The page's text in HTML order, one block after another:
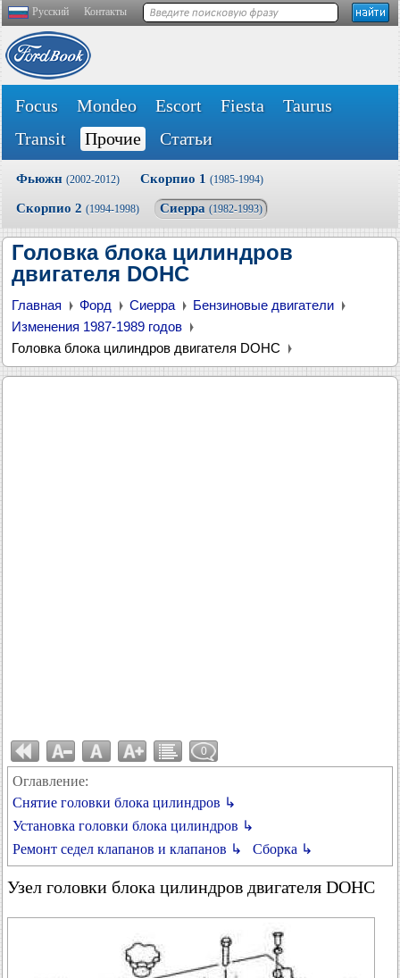
Русский Контакты
Focus Mondeo Escort Fiesta
Taurus
Transit
Прочие Статьи
Фьюжн (2002-2012) Скорпио 1 (1985-1994)
Скорпио 2 (1994-1998) Сиерра (1982-1993)
Головка блока цилиндров
двигателя DOHC
Главная Форд Сиерра
Бензиновые двигатели
Изменения 1987-1989 годов
Головка блока цилиндров двигателя DOHC
0
Оглавление:
Снятие головки блока цилиндров ↳
Установка головки блока цилиндров ↳
Ремонт седел клапанов и клапанов ↳
Сборка ↳
Узел головки блока цилиндров двигателя DOHC